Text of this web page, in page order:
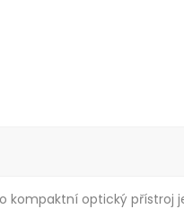
kompaktní optický přístroj